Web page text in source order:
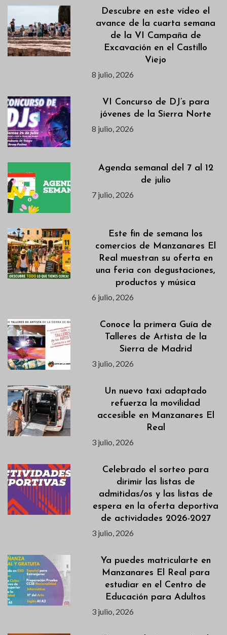
Descubre en este vídeo el
avance de la cuarta semana
de la VI Campaña de
Excavación en el Castillo
Viejo
8 julio, 2026
VI Concurso de DJ’s para
jóvenes de la Sierra Norte
8 julio, 2026
Agenda semanal del 7 al 12
de julio
7 julio, 2026
Este fin de semana los
comercios de Manzanares El
Real muestran su oferta en
una feria con degustaciones,
productos y música
6 julio, 2026
Conoce la primera Guía de
Talleres de Artista de la
Sierra de Madrid
3 julio, 2026
Un nuevo taxi adaptado
refuerza la movilidad
accesible en Manzanares El
Real
3 julio, 2026
Celebrado el sorteo para
dirimir las listas de
admitidas/os y las listas de
espera en la oferta deportiva
de actividades 2026-2027
3 julio, 2026
Ya puedes matricularte en
Manzanares El Real para
estudiar en el Centro de
Educación para Adultos
3 julio, 2026